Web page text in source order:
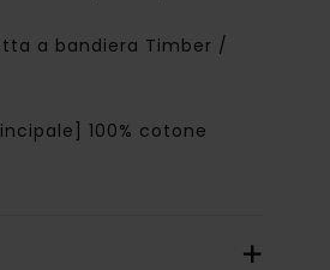
a bandiera Timber /
100% cotone